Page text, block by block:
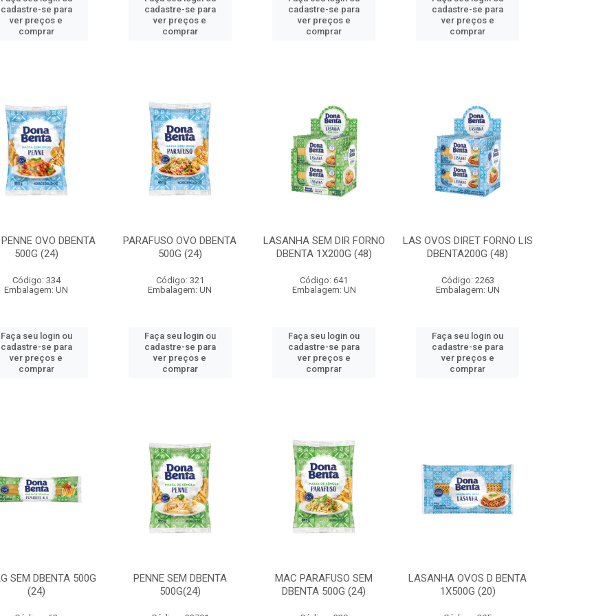
cadastre-se para
ver preços e
comprar
cadastre-se para
ver preços e
comprar
cadastre-se para
ver preços e
comprar
cadastre-se para
ver preços e
comprar
OVO DBENTA
500G (24)
Código: 334
Embalagem: UN
Faça seu login ou
cadastre-se para
ver preços e
comprar
PARAFUSO OVO DBENTA
500G (24)
Código: 321
Embalagem: UN
Faça seu login ou
cadastre-se para
ver preços e
comprar
LASANHA SEM DIR FORNO
DBENTA 1X200G (48)
Código: 641
Embalagem: UN
Faça seu login ou
cadastre-se para
ver preços e
comprar
LAS OVOS DIRET FORNO LIS
DBENTA200G (48)
Código: 2263
Embalagem: UN
Faça seu login ou
cadastre-se para
ver preços e
comprar
SEM DBENTA 500G
(24)
PENNE SEM DBENTA
500G(24)
MAC PARAFUSO SEM
DBENTA 500G (24)
LASANHA OVOS D BENTA
1X500G (20)